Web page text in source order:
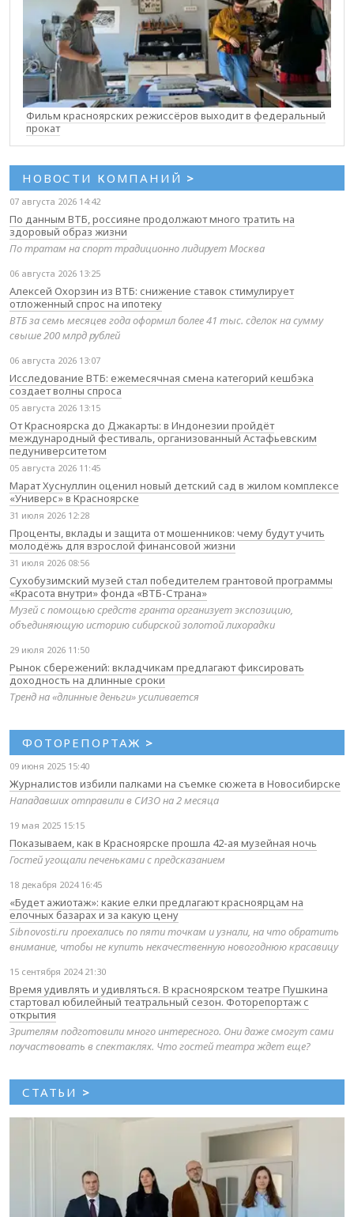
Фильм красноярских режиссёров выходит в федеральный
прокат
НОВОСТИ КОМПАНИЙ >
07 августа 2026 14:42
По данным ВТБ, россияне продолжают много тратить на
здоровый образ жизни
По тратам на спорт традиционно лидирует Москва
06 августа 2026 13:25
Алексей Охорзин из ВТБ: снижение ставок стимулирует
отложенный спрос на ипотеку
ВТБ за семь месяцев года оформил более 41 тыс. сделок на сумму
свыше 200 млрд рублей
06 августа 2026 13:07
Исследование ВТБ: ежемесячная смена категорий кешбэка
создает волны спроса
05 августа 2026 13:15
От Красноярска до Джакарты: в Индонезии пройдёт
международный фестиваль, организованный Астафьевским
педуниверситетом
05 августа 2026 11:45
Марат Хуснуллин оценил новый детский сад в жилом комплексе
«Универс» в Красноярске
31 июля 2026 12:28
Проценты, вклады и защита от мошенников: чему будут учить
молодёжь для взрослой финансовой жизни
31 июля 2026 08:56
Сухобузимский музей стал победителем грантовой программы
«Красота внутри» фонда «ВТБ-Страна»
Музей с помощью средств гранта организует экспозицию,
объединяющую историю сибирской золотой лихорадки
29 июля 2026 11:50
Рынок сбережений: вкладчикам предлагают фиксировать
доходность на длинные сроки
Тренд на «длинные деньги» усиливается
ФОТОРЕПОРТАЖ >
09 июня 2025 15:40
Журналистов избили палками на съемке сюжета в Новосибирске
Нападавших отправили в СИЗО на 2 месяца
19 мая 2025 15:15
Показываем, как в Красноярске прошла 42-ая музейная ночь
Гостей угощали печеньками с предсказанием
18 декабря 2024 16:45
«Будет ажиотаж»: какие елки предлагают красноярцам на
елочных базарах и за какую цену
Sibnovosti.ru проехались по пяти точкам и узнали, на что обратить
внимание, чтобы не купить некачественную новогоднюю красавицу
15 сентября 2024 21:30
Время удивлять и удивляться. В красноярском театре Пушкина
стартовал юбилейный театральный сезон. Фоторепортаж с
открытия
Зрителям подготовили много интересного. Они даже смогут сами
поучаствовать в спектаклях. Что гостей театра ждет еще?
СТАТЬИ >